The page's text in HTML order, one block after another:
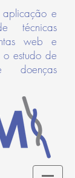
e
técnicas
web e
o estudo de
doenças